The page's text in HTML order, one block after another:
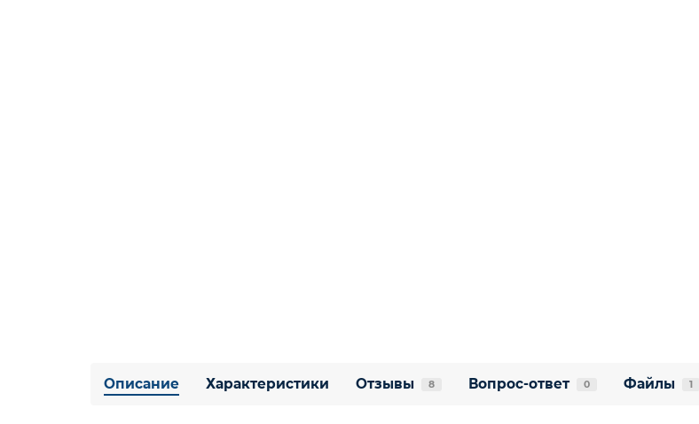
Описание Характеристики Отзывы 8 Вопрос-ответ 0 Файлы 1